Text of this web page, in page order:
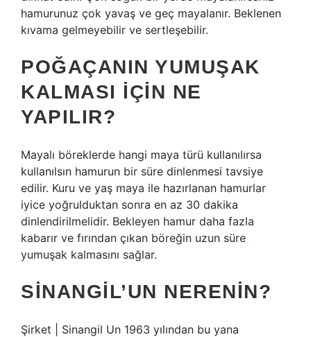
hamurunuz çok yavaş ve geç mayalanır. Beklenen
kıvama gelmeyebilir ve sertleşebilir.
POĞAÇANIN YUMUŞAK
KALMASI IÇIN NE
YAPILIR?
Mayalı böreklerde hangi maya türü kullanılırsa
kullanılsın hamurun bir süre dinlenmesi tavsiye
edilir. Kuru ve yaş maya ile hazırlanan hamurlar
iyice yoğrulduktan sonra en az 30 dakika
dinlendirilmelidir. Bekleyen hamur daha fazla
kabarır ve fırından çıkan böreğin uzun süre
yumuşak kalmasını sağlar.
SINANGIL’UN NERENIN?
Şirket | Sinangil Un 1963 yılından bu yana